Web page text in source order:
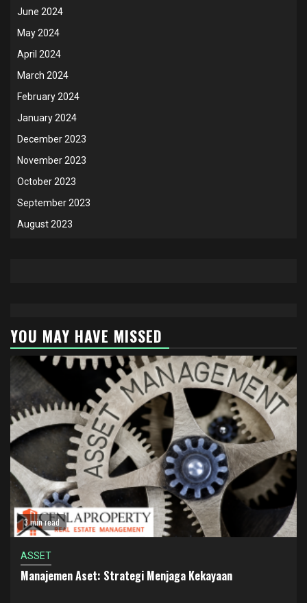
June 2024
May 2024
April 2024
March 2024
February 2024
January 2024
December 2023
November 2023
October 2023
September 2023
August 2023
YOU MAY HAVE MISSED
3 min read
ASSET
Manajemen Aset: Strategi Menjaga Kekayaan